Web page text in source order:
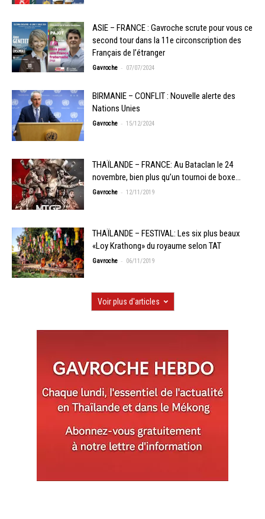
ASIE – FRANCE : Gavroche scrute pour vous ce
second tour dans la 11e circonscription des
Français de l’étranger
Gavroche - 07/07/2024
BIRMANIE – CONFLIT : Nouvelle alerte des
Nations Unies
Gavroche - 15/12/2024
THAÏLANDE – FRANCE: Au Bataclan le 24
novembre, bien plus qu’un tournoi de boxe…
Gavroche - 12/11/2019
THAÏLANDE – FESTIVAL: Les six plus beaux
«Loy Krathong» du royaume selon TAT
Gavroche - 06/11/2019
Voir plus d'articles